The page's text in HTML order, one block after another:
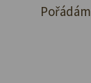
Pořádám